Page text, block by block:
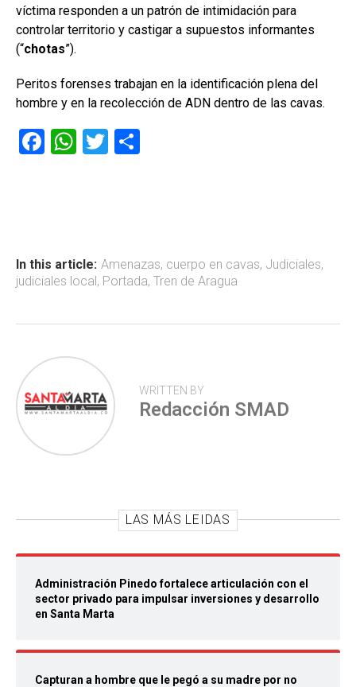
víctima responden a un patrón de intimidación para
controlar territorio y castigar a supuestos informantes
(“chotas”).
Peritos forenses trabajan en la identificación plena del
hombre y en la recolección de ADN dentro de las cavas.
F
ok
W
p
p
T
tir
In this article: Amenazas, cuerpo en cavas, Judiciales,
judiciales local, Portada, Tren de Aragua
WRITTEN BY
Redacción SMAD
LAS MÁS LEIDAS
Administración Pinedo fortalece articulación con el
sector privado para impulsar inversiones y desarrollo
en Santa Marta
Capturan a hombre que le pegó a su madre por no